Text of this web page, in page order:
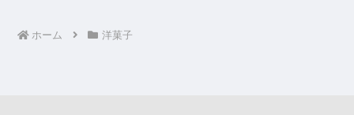
ホーム 洋菓子